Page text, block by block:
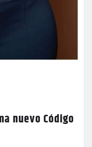
nuevo Código